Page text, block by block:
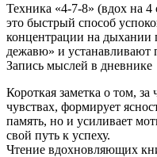
Техника «4‑7‑8» (вдох на
это быстрый способ
концентрации на дыхании
дежавю» и устанавливают
Запись мыслей в дневнике
Короткая заметка о том,
чувствах, формирует
память, но и усиливает
свой путь к успеху.
Чтение вдохновляющих